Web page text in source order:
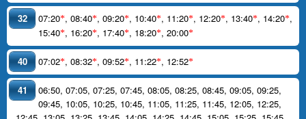
32 07:20*, 08:40*, 09:20*, 10:40*, 11:20*, 12:20*, 13:40*, 14:20*,
15:40*, 16:20*, 17:40*, 18:20*, 20:00*
40 07:02*, 08:32*, 09:52*, 11:22*, 12:52*
41 06:50, 07:05, 07:25, 07:45, 08:05, 08:25, 08:45, 09:05, 09:25,
09:45, 10:05, 10:25, 10:45, 11:05, 11:25, 11:45, 12:05, 12:25,